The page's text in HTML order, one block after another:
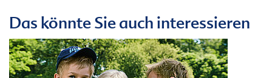
Das könnte Sie auch interessieren